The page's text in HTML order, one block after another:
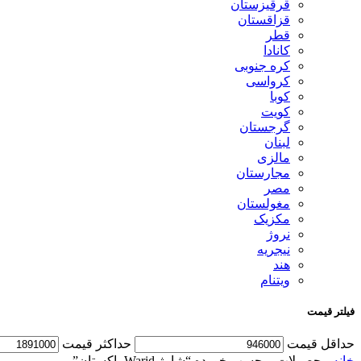
قرقیزستان
قزاقستان
قطر
کانادا
کره جنوبی
کرواسی
کوبا
کویت
گرجستان
لبنان
مالزی
مجارستان
مصر
مغولستان
مکزیک
نروژ
نیجریه
هند
ویتنام
فیلتر قیمت
حداقل قیمت
حداكثر قيمت